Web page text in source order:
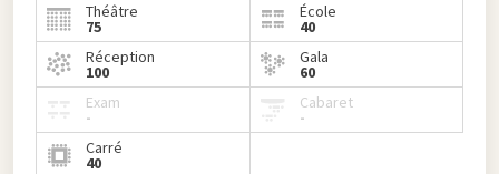
Théâtre
75
École
40
Réception
100
Gala
60
Exam
-
Cabaret
-
Carré
40